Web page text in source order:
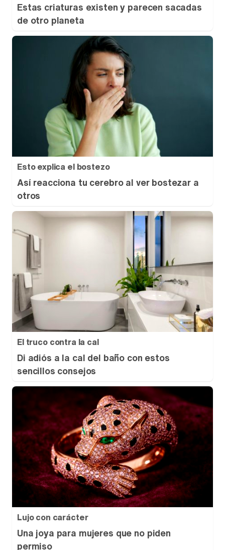
Estas criaturas existen y parecen sacadas
de otro planeta
Esto explica el bostezo
Así reacciona tu cerebro al ver bostezar a
otros
El truco contra la cal
Di adiós a la cal del baño con estos
sencillos consejos
Lujo con carácter
Una joya para mujeres que no piden
permiso